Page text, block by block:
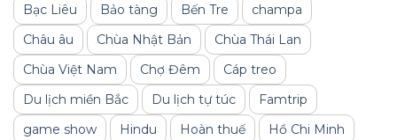
Bạc Liêu Bảo tàng Bến Tre
champa
Châu âu
Chùa Nhật Bản
Chùa Thái Lan
Chùa Việt Nam
Chợ Đêm
Cáp treo
Du lịch miền Bắc
Du lịch tự túc
Famtrip
game show
Hindu Hoàn thuế
Hồ Chi Minh